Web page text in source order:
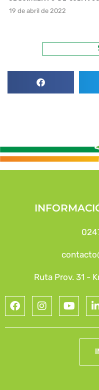
19 de abril de 2022
Ruta Prov. 31 -